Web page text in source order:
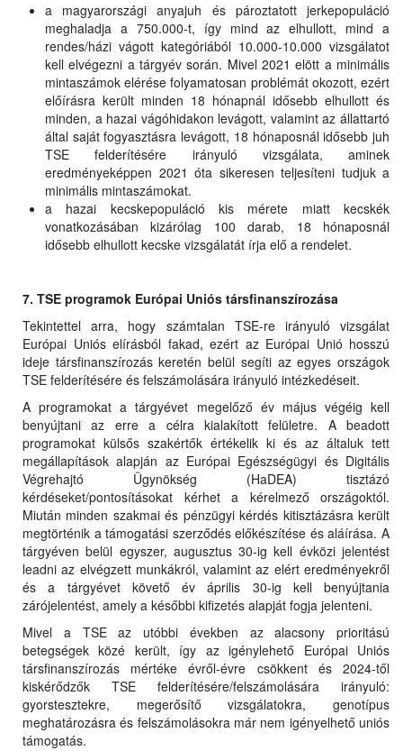
a magyarországi anyajuh és pároztatott jerkepopuláció
meghaladja a 750.000-t, így mind az elhullott, mind a
rendes/házi vágott kategóriából 10.000-10.000 vizsgálatot
kell elvégezni a tárgyév során. Mivel 2021 elött a minimális
mintaszámok elérése folyamatosan problémát okozott, ezért
előírásra került minden 18 hónapnál idősebb elhullott és
minden, a hazai vágóhidakon levágott, valamint az állattartó
által saját fogyasztásra levágott, 18 hónaposnál idősebb juh
TSE felderítésére irányuló vizsgálata, aminek
eredményeképpen 2021 óta sikeresen teljesíteni tudjuk a
minimális mintaszámokat.
a hazai kecskepopuláció kis mérete miatt kecskék
vonatkozásában kizárólag 100 darab, 18 hónaposnál
idősebb elhullott kecske vizsgálatát írja elő a rendelet.
7. TSE programok Európai Uniós társfinanszírozása
Tekintettel arra, hogy számtalan TSE-re irányuló vizsgálat
Európai Uniós elírásból fakad, ezért az Európai Unió hosszú
ideje társfinanszírozás keretén belül segíti az egyes országok
TSE felderítésére és felszámolására irányuló intézkedéseit.
A programokat a tárgyévet megelőző év május végéig kell
benyújtani az erre a célra kialakított felületre. A beadott
programokat külsős szakértők értékelik ki és az általuk tett
megállapítások alapján az Európai Egészségügyi és Digitális
Végrehajtó Ügynökség (HaDEA) tisztázó
kérdéseket/pontosításokat kérhet a kérelmező országoktól.
Miután minden szakmai és pénzügyi kérdés kitisztázásra került
megtörténik a támogatási szerződés előkészítése és aláírása. A
tárgyéven belül egyszer, augusztus 30-ig kell évközi jelentést
leadni az elvégzett munkákról, valamint az elért eredményekről
és a tárgyévet követő év április 30-ig kell benyújtania
zárójelentést, amely a későbbi kifizetés alapját fogja jelenteni.
Mivel a TSE az utóbbi években az alacsony prioritású
betegségek közé került, így az igénylehető Európai Uniós
társfinanszírozás mértéke évről-évre csökkent és 2024-től
kiskérődzők TSE felderítésére/felszámolására irányuló:
gyorstesztekre, megerősítő vizsgálatokra, genotípus
meghatározásra és felszámolásokra már nem igényelhető uniós
támogatás.